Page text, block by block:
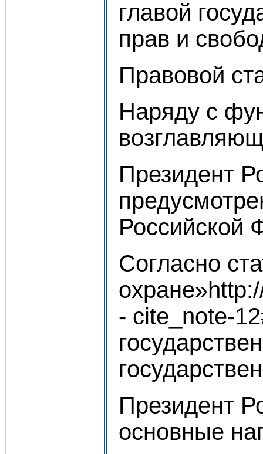
главой
прав и
Правовой
Наряду с
Президент
Российской
Согласно
- cite_note-
Президент
основные